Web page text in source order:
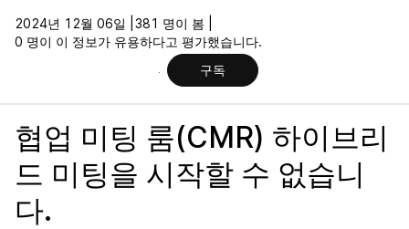
2024년 12월 06일 | 381 명이 봄 |
0 명이 이 정보가 유용하다고 평가했습니다.
구독
협업 미팅 룸(CMR) 하이브리
드 미팅을 시작할 수 없습니
다.